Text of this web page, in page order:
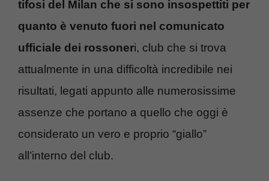
tifosi del Milan che si sono insospettiti per
quanto è venuto fuori nel comunicato
ufficiale dei rossoneri, club che si trova
attualmente in una difficoltà incredibile nei
risultati, legati appunto alle numerosissime
assenze che portano a quello che oggi è
considerato un vero e proprio “giallo”
all’interno del club.